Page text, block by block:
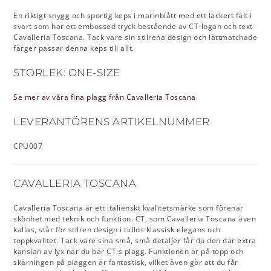
En riktigt snygg och sportig keps i marinblått med ett läckert fält i
svart som har ett embossed tryck bestående av CT-logan och text
Cavalleria Toscana. Tack vare sin stilrena design och lättmatchade
färger passar denna keps till allt.
STORLEK: ONE-SIZE
Se mer av våra fina plagg från Cavalleria Toscana
LEVERANTÖRENS ARTIKELNUMMER
CPU007
CAVALLERIA TOSCANA
Cavalleria Toscana är ett italienskt kvalitetsmärke som förenar
skönhet med teknik och funktion. CT, som Cavalleria Toscana även
kallas, står för stilren design i tidlös klassisk elegans och
toppkvalitet. Tack vare sina små, små detaljer får du den där extra
känslan av lyx när du bär CT:s plagg. Funktionen är på topp och
skärningen på plaggen är fantastisk, vilket även gör att du får